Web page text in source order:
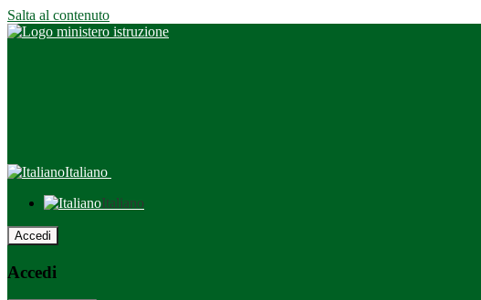
Salta al contenuto
Italiano
Italiano
Accedi
Accedi